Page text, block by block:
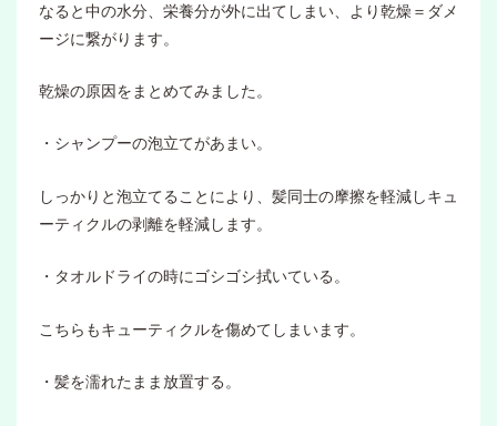
なると中の水分、栄養分が外に出てしまい、より乾燥＝ダメ
ージに繋がります。
乾燥の原因をまとめてみました。
・シャンプーの泡立てがあまい。
しっかりと泡立てることにより、髪同士の摩擦を軽減しキュ
ーティクルの剥離を軽減します。
・タオルドライの時にゴシゴシ拭いている。
こちらもキューティクルを傷めてしまいます。
・髪を濡れたまま放置する。